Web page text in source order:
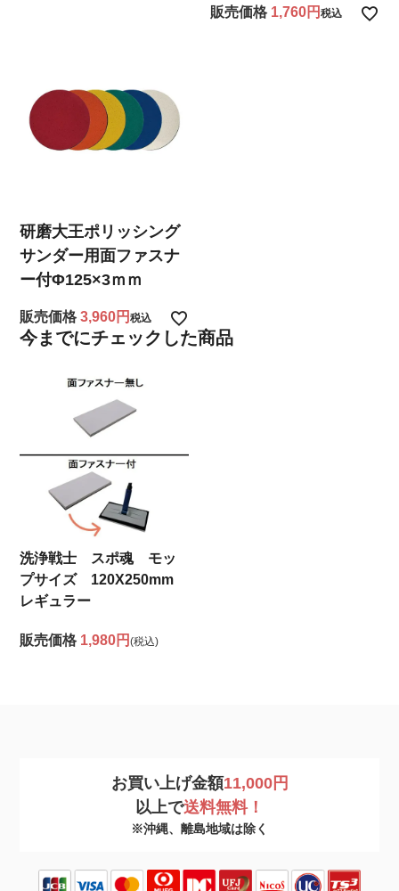
販売価格 1,760 税込
研磨大王ポリッシング
サンダー用面ファスナ
ー付Φ125×3ｍｍ
販売価格 3,960 税込
今までにチェックした商品
洗浄戦士 スポ魂 モッ
プサイズ 120X250mm
レギュラー
販売価格 1,980円(税込)
お買い上げ金額11,000円
以上で送料無料！
※沖縄、離島地域は除く